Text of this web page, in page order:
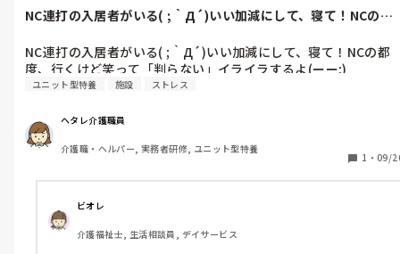
NC連打の入居者がいる( ;｀Д´)いい加減にして、寝て！NCの都
NC連打の入居者がいる( ;｀Д´)いい加減にして、寝て！NCの都
度、行くけど笑って「判らない」イライラするよ(ーー;)
ユニット型特養 施設 ストレス
ヘタレ介護職員
介護職・ヘルパー, 実務者研修, ユニット型特養
1 ・ 09/
ビオレ
介護福祉士, 生活相談員, デイサービス